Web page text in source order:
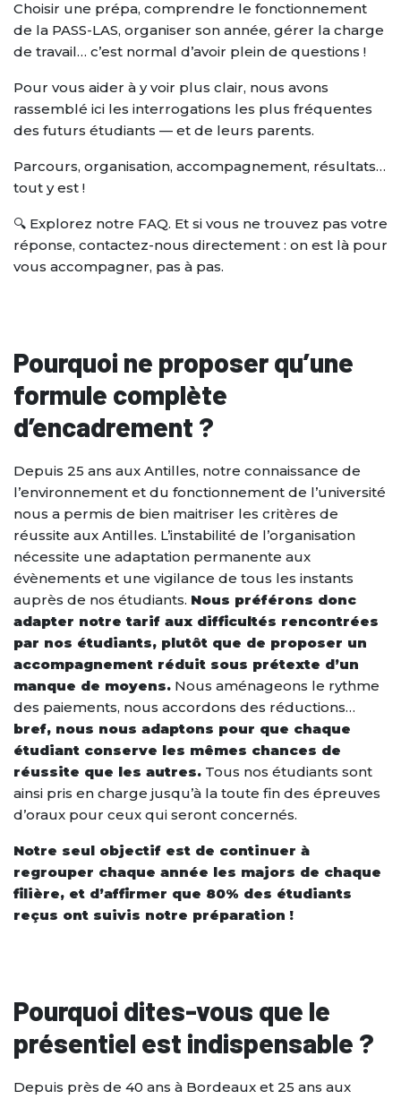
Foire aux questions
Les résultats 2022-2023
Les résultats 2021-2022
Les résultats 2020-2021
ESPACE ÉTUDIANT
NOS BROCHURES
LES TARIFS
CONTACT
PRÉINSCRIPTION
Choisir une prépa, comprendre le fonctionnement
de la PASS-LAS, organiser son année, gérer la charge
de travail… c’est normal d’avoir plein de questions !
Pour vous aider à y voir plus clair, nous avons
rassemblé ici les interrogations les plus fréquentes
des futurs étudiants — et de leurs parents.
Parcours, organisation, accompagnement, résultats…
tout y est !
🔍 Explorez notre FAQ. Et si vous ne trouvez pas votre
réponse, contactez-nous directement : on est là pour
vous accompagner, pas à pas.
Pourquoi ne proposer qu’une
formule complète
d’encadrement ?
Depuis 25 ans aux Antilles, notre connaissance de
l’environnement et du fonctionnement de l’université
nous a permis de bien maitriser les critères de
réussite aux Antilles. L’instabilité de l’organisation
nécessite une adaptation permanente aux
évènements et une vigilance de tous les instants
auprès de nos étudiants. Nous préférons donc
adapter notre tarif aux difficultés rencontrées
par nos étudiants, plutôt que de proposer un
accompagnement réduit sous prétexte d’un
manque de moyens. Nous aménageons le rythme
des paiements, nous accordons des réductions…
bref, nous nous adaptons pour que chaque
étudiant conserve les mêmes chances de
réussite que les autres. Tous nos étudiants sont
ainsi pris en charge jusqu’à la toute fin des épreuves
d’oraux pour ceux qui seront concernés.
Notre seul objectif est de continuer à
regrouper chaque année les majors de chaque
filière, et d’affirmer que 80% des étudiants
reçus ont suivis notre préparation !
Pourquoi dites-vous que le
présentiel est indispensable ?
Depuis près de 40 ans à Bordeaux et 25 ans aux